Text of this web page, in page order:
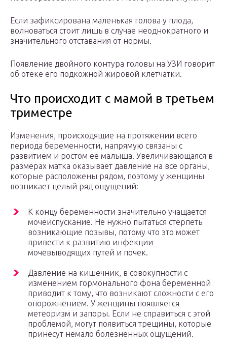
Если зафиксирована маленькая голова у плода,
волноваться стоит лишь в случае неоднократного и
значительного отставания от нормы.
Появление двойного контура головы на УЗИ говорит
об отеке его подкожной жировой клетчатки.
Что происходит с мамой в третьем
триместре
Изменения, происходящие на протяжении всего
периода беременности, напрямую связаны с
развитием и ростом её малыша. Увеличивающаяся в
размерах матка оказывает давление на все органы,
которые расположены рядом, поэтому у женщины
возникает целый ряд ощущений:
К концу беременности значительно учащается
мочеиспускание. Не нужно пытаться стерпеть
возникающие позывы, потому что это может
привести к развитию инфекции
мочевыводящих путей и почек.
Давление на кишечник, в совокупности с
изменением гормонального фона беременной
приводит к тому, что возникают сложности с его
опорожнением. У женщины появляется
метеоризм и запоры. Если не справиться с этой
проблемой, могут появиться трещины, которые
принесут немало болезненных ощущений.